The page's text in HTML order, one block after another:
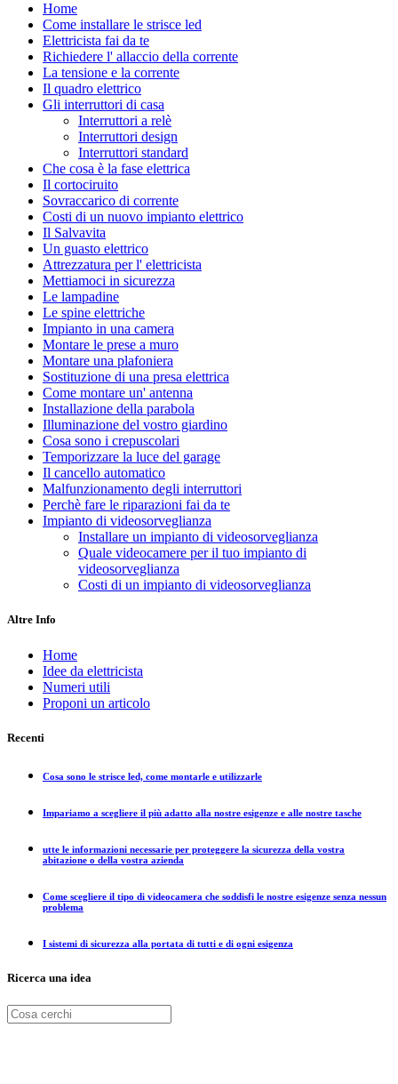
Home
Come installare le strisce led
Elettricista fai da te
Richiedere l' allaccio della corrente
La tensione e la corrente
Il quadro elettrico
Gli interruttori di casa
Interruttori a relè
Interruttori design
Interruttori standard
Che cosa è la fase elettrica
Il cortociruito
Sovraccarico di corrente
Costi di un nuovo impianto elettrico
Il Salvavita
Un guasto elettrico
Attrezzatura per l' elettricista
Mettiamoci in sicurezza
Le lampadine
Le spine elettriche
Impianto in una camera
Montare le prese a muro
Montare una plafoniera
Sostituzione di una presa elettrica
Come montare un' antenna
Installazione della parabola
Illuminazione del vostro giardino
Cosa sono i crepuscolari
Temporizzare la luce del garage
Il cancello automatico
Malfunzionamento degli interruttori
Perchè fare le riparazioni fai da te
Impianto di videosorveglianza
Installare un impianto di videosorveglianza
Quale videocamere per il tuo impianto di
videosorveglianza
Costi di un impianto di videosorveglianza
Altre Info
Home
Idee da elettricista
Numeri utili
Proponi un articolo
Recenti
Cosa sono le strisce led, come montarle e utilizzarle
Impariamo a scegliere il più adatto alla nostre esigenze e alle nostre tasche
utte le informazioni necessarie per proteggere la sicurezza della vostra
abitazione o della vostra azienda
Come scegliere il tipo di videocamera che soddisfi le nostre esigenze senza nessun
problema
I sistemi di sicurezza alla portata di tutti e di ogni esigenza
Ricerca una idea